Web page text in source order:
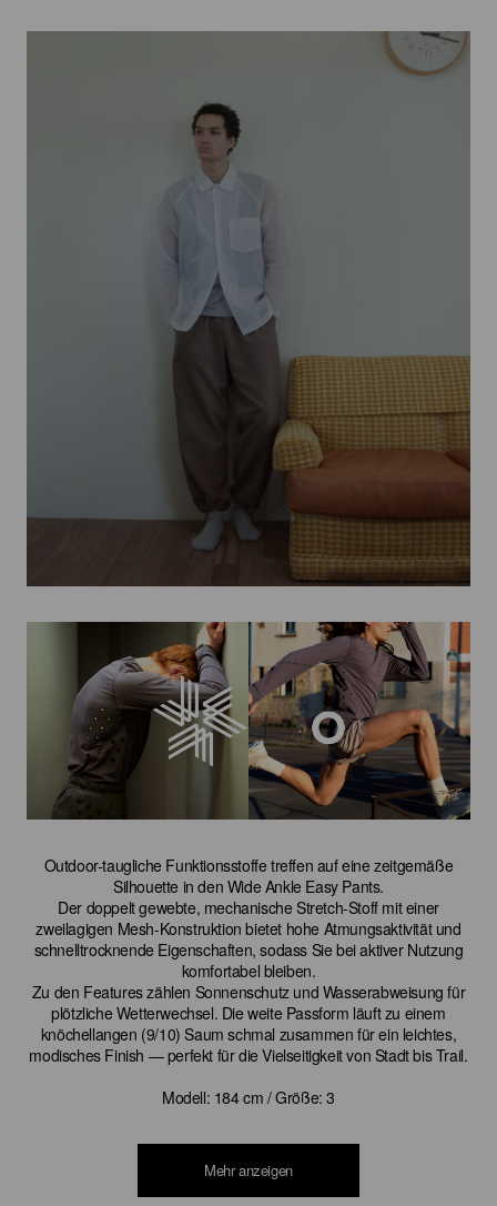
Outdoor-taugliche Funktionsstoffe treffen auf eine zeitgemäße
Silhouette in den Wide Ankle Easy Pants.
Der doppelt gewebte, mechanische Stretch-Stoff mit einer
zweilagigen Mesh-Konstruktion bietet hohe Atmungsaktivität und
schnelltrocknende Eigenschaften, sodass Sie bei aktiver Nutzung
komfortabel bleiben.
Zu den Features zählen Sonnenschutz und Wasserabweisung für
plötzliche Wetterwechsel. Die weite Passform läuft zu einem
knöchellangen (9/10) Saum schmal zusammen für ein leichtes,
modisches Finish — perfekt für die Vielseitigkeit von Stadt bis Trail.
Modell: 184 cm / Größe: 3
Mehr anzeigen